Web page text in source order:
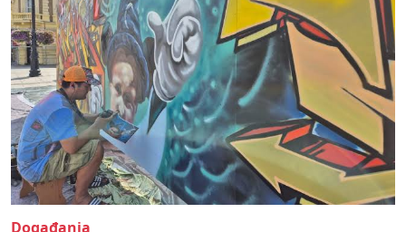
Događanja